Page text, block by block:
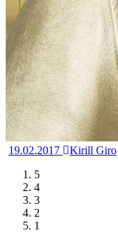
19.02.2017
Kirill Giro
5
4
3
2
1